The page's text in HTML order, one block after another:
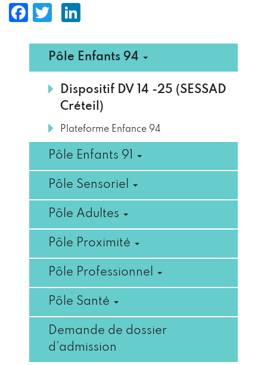
Facebook
Twitter
Menu
principal
Pôle Enfants 94
Dispositif DV 14 -25 (SESSAD
Créteil)
Plateforme Enfance 94
Pôle Enfants 91
Pôle Sensoriel
Pôle Adultes
Pôle Proximité
Pôle Professionnel
Pôle Santé
Demande de dossier
d’admission